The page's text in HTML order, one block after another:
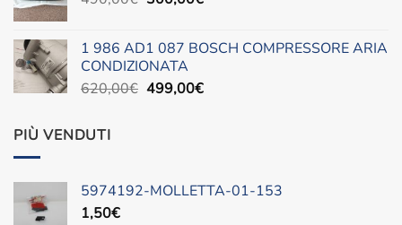
era:
490,00€.
è:
1 986 AD1 087 BOSCH COMPRESSORE ARIA
CONDIZIONATA
620,00€ Il
499,00€Il
PIÙ VENDUTI
5974192-MOLLETTA-01-153
1,50€